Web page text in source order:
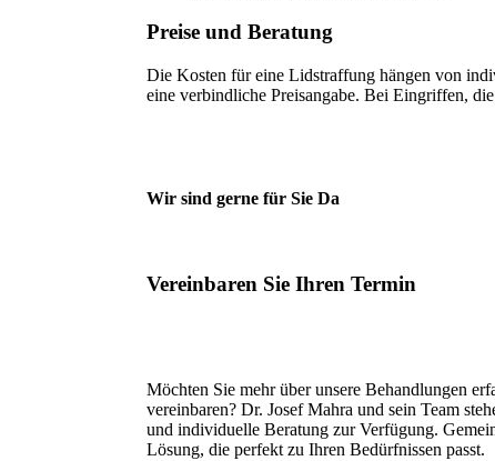
Preise und Beratung
Die Kosten für eine Lidstraffung hängen von
eine verbindliche Preisangabe. Bei Eingriffen,
Wir sind gerne für Sie Da
Vereinbaren Sie Ihren Termin
Möchten Sie mehr über unsere Behandlungen
vereinbaren? Dr. Josef Mahra und sein Team
und individuelle Beratung zur Verfügung.
Lösung, die perfekt zu Ihren Bedürfnissen passt.